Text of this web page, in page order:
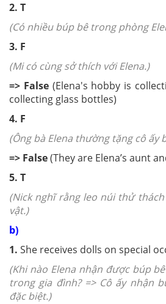
2. T
(Có nhiều búp bê trong phòng
3. F
(Mi có cùng sở thích với Elena.)
=> False (Elena's hobby is
collecting glass bottles)
4. F
(Ông bà Elena thường tặng cô ấy
=> False(They are Elena’s aunt
5. T
(Nick nghĩ rằng leo núi thử
vật.)
b)
1. She receives dolls on special
(Khi nào Elena nhận được búp
trong gia đình? => Cô ấy nhận
đặc biệt.)